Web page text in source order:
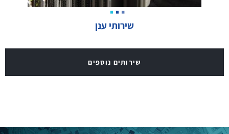
שירותי ענן
שירותים נוספים